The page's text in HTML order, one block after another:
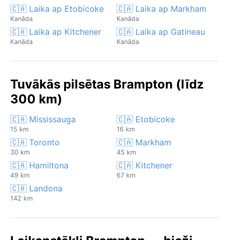
🇨🇦 Laika ap Etobicoke
Kanāda
🇨🇦 Laika ap Markham
Kanāda
🇨🇦 Laika ap Kitchener
Kanāda
🇨🇦 Laika ap Gatineau
Kanāda
Tuvākās pilsētas Brampton (līdz
300 km)
🇨🇦 Mississauga
15 km
🇨🇦 Etobicoke
16 km
🇨🇦 Toronto
30 km
🇨🇦 Markham
45 km
🇨🇦 Hamiltona
49 km
🇨🇦 Kitchener
67 km
🇨🇦 Landona
142 km